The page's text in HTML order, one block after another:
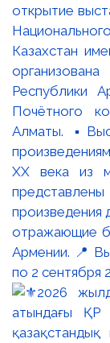
открытие
Казахстан
Республики
Почётного
Алматы.
XX века из
произведения
отражающие
Армении. 📍
по 2 сентября